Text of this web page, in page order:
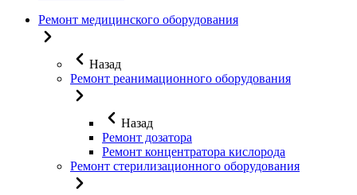
Ремонт медицинского оборудования
Назад
Ремонт реанимационного оборудования
Назад
Ремонт дозатора
Ремонт концентратора кислорода
Ремонт стерилизационного оборудования